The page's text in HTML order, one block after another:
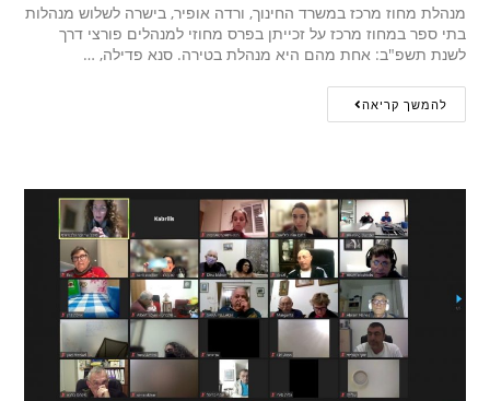
מנהלת מחוז מרכז במשרד החינוך, ורדה אופיר, בישרה לשלוש מנהלות
בתי ספר במחוז מרכז על זכייתן בפרס מחוזי למנהלים פורצי דרך
לשנת תשפ"ב: אחת מהם היא מנהלת בטירה. סנא פדילה, …
להמשך קריאה